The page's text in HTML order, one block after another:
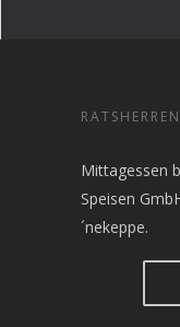
RATSHERREN
Mittagessen
Speisen
´nekeppe.